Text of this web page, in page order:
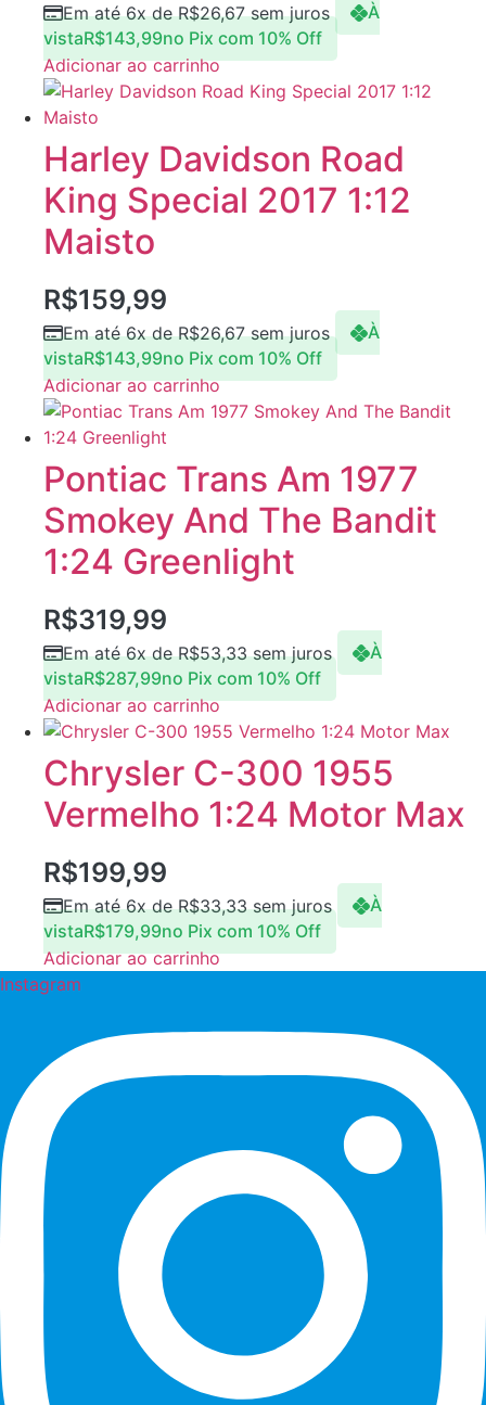
Em até 6x deR$26,67sem juros
À
vistaR$143,99no Pix com 10% Off
Adicionar ao carrinho
Harley Davidson Road
King Special 2017 1:12
Maisto
R$159,99
Em até 6x deR$26,67sem juros
À
vistaR$143,99no Pix com 10% Off
Adicionar ao carrinho
Pontiac Trans Am 1977
Smokey And The Bandit
1:24 Greenlight
R$319,99
Em até 6x deR$53,33sem juros
À
vistaR$287,99no Pix com 10% Off
Adicionar ao carrinho
Chrysler C-300 1955
Vermelho 1:24 Motor Max
R$199,99
Em até 6x deR$33,33sem juros
À
vistaR$179,99no Pix com 10% Off
Adicionar ao carrinho
Instagram